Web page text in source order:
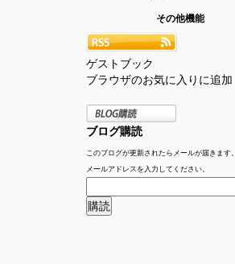
その他機能
ゲストブック
ブラウザのお気に入りに追加
ブログ購読
このブログが更新されたらメールが届きます。
メールアドレスを入力してください。